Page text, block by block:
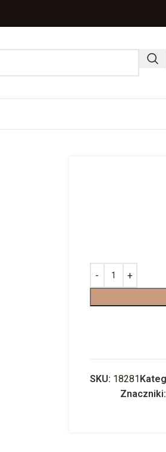
SKU: 18281
Znaczniki: